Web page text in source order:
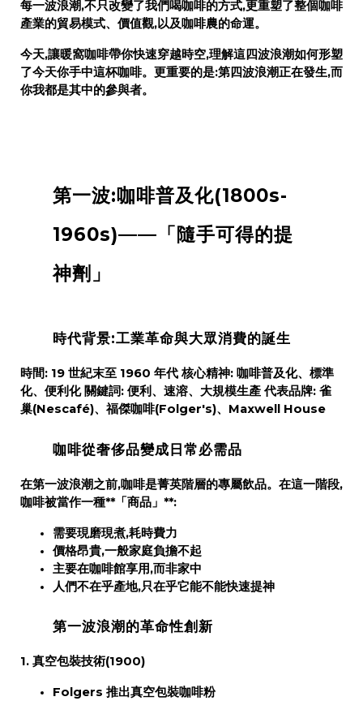
每一波浪潮,不只改變了我們喝咖啡的方式,更重塑了整個咖啡
產業的貿易模式、價值觀,以及咖啡農的命運。
今天,讓暖窩咖啡帶你快速穿越時空,理解這四波浪潮如何形塑
了今天你手中這杯咖啡。更重要的是:第四波浪潮正在發生,而
你我都是其中的參與者。
第一波:咖啡普及化(1800s-
1960s)——「隨手可得的提
神劑」
時代背景:工業革命與大眾消費的誕生
時間: 19 世紀末至 1960 年代 核心精神: 咖啡普及化、標準
化、便利化 關鍵詞: 便利、速溶、大規模生產 代表品牌: 雀
巢(Nescafé)、福傑咖啡(Folger's)、Maxwell House
咖啡從奢侈品變成日常必需品
在第一波浪潮之前,咖啡是菁英階層的專屬飲品。在這一階段,
咖啡被當作一種**「商品」**:
需要現磨現煮,耗時費力
價格昂貴,一般家庭負擔不起
主要在咖啡館享用,而非家中
人們不在乎產地,只在乎它能不能快速提神
第一波浪潮的革命性創新
1. 真空包裝技術(1900)
Folgers 推出真空包裝咖啡粉